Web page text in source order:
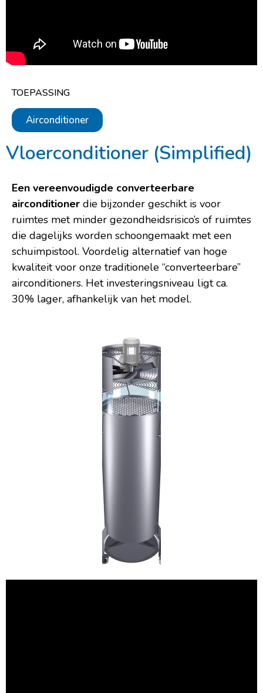
TOEPASSING
Airconditioner
Vloerconditioner (Simplified)
Een vereenvoudigde converteerbare
airconditioner die bijzonder geschikt is voor
ruimtes met minder gezondheidsrisico’s of ruimtes
die dagelijks worden schoongemaakt met een
schuimpistool. Voordelig alternatief van hoge
kwaliteit voor onze traditionele “converteerbare”
airconditioners. Het investeringsniveau ligt ca.
30% lager, afhankelijk van het model.